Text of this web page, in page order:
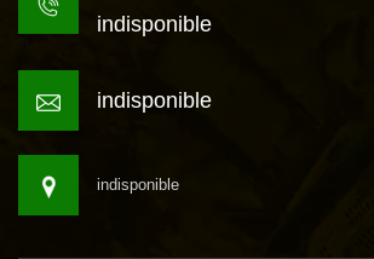
indisponible
indisponible
indisponible